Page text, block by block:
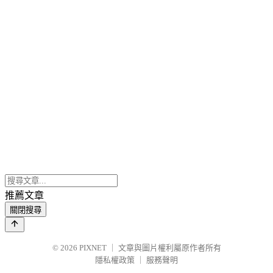
推薦文章
關閉搜尋
© 2026 PIXNET
文章與圖片權利屬原作者所有
隱私權政策
服務聲明